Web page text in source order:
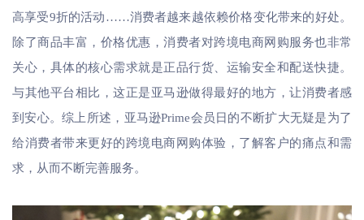
高享受9折的活动……消费者越来越依赖价格变化带来的好处。
除了商品丰富，价格优惠，消费者对跨境电商网购服务也非常
关心，具体的核心需求就是正品行货、运输安全和配送快捷。
与其他平台相比，这正是亚马逊做得最好的地方，让消费者感
到安心。综上所述，亚马逊Prime会员日的不断扩大无疑是为了
给消费者带来更好的跨境电商网购体验，了解客户的痛点和需
求，从而不断完善服务。